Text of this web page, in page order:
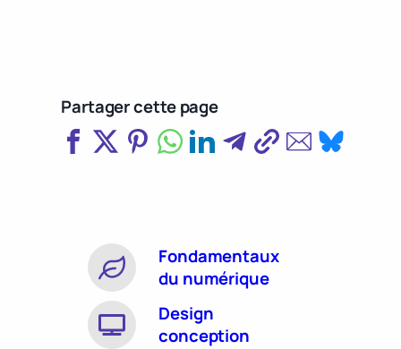
Partager cette page
Fondamentaux
du numérique
Design
conception